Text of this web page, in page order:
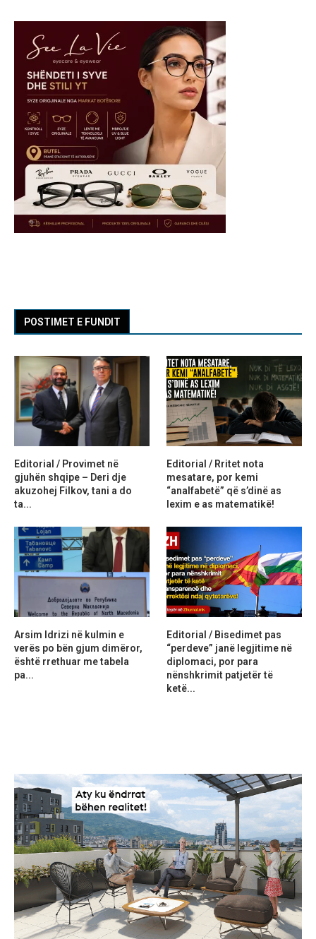
POSTIMET E FUNDIT
Editorial / Provimet në
gjuhën shqipe – Deri dje
akuzohej Filkov, tani a do
ta...
Editorial / Rritet nota
mesatare, por kemi
“analfabetë” që s’dinë as
lexim e as matematikë!
Arsim Idrizi në kulmin e
verës po bën gjum dimëror,
është rrethuar me tabela
pa...
Editorial / Bisedimet pas
“perdeve” janë legjitime në
diplomaci, por para
nënshkrimit patjetër të
ketë...